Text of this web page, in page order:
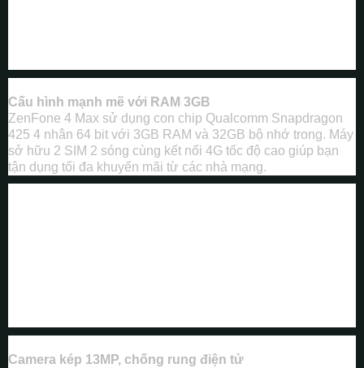
Cấu hình mạnh mẽ với RAM 3GB
ZenFone 4 Max sử dụng con chip Qualcomm Snapdragon
425 4 nhân 64 bit với 3GB RAM và 32GB bộ nhớ trong. Máy
sở hữu 2 SIM 2 sóng cùng kết nối 4G tốc độ cao giúp bạn
tận dụng tối đa khuyến mãi từ các nhà mạng.
Camera kép 13MP, chống rung điện tử